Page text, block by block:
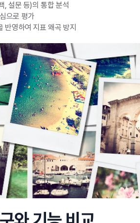
, 설문 등)의 통합 분석
으로 평가
영하여 지표 왜곡 방지